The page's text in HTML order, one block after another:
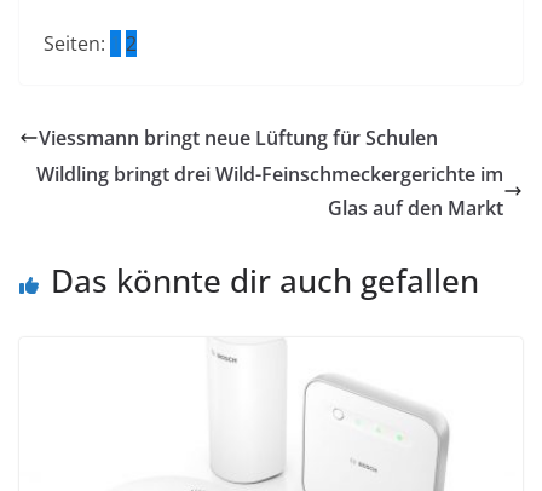
Seiten: 1 2
Viessmann bringt neue Lüftung für Schulen
Wildling bringt drei Wild-Feinschmeckergerichte im
Glas auf den Markt
Das könnte dir auch gefallen